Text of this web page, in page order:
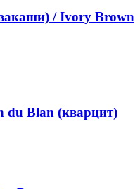
/ Ivory Brown
du Blan (кварцит)